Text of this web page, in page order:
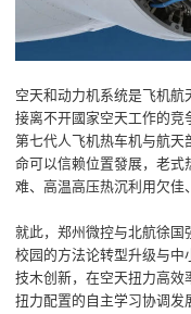
空天和动力机系统是飞机航
接离不开國家空天工作的
第七代人飞机热车机与航
命可以信赖位置發展，老
难、高温高压热沉利用欠佳
就此，郑州微控与北航徐
校园的方法论转型升级与
技木创新，在空天扭力高效
扭力配置的自主学习协调发